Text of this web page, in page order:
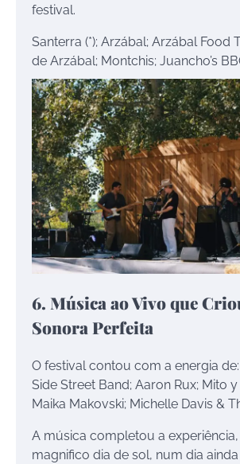
festival.
Santerra (*); Arzábal; Arzábal Food
de Arzábal; Montchis; Juancho’s
6. Música ao Vivo que
Sonora Perfeita
O festival contou com a energia
Side Street Band; Aaron Rux; Mito
Maika Makovski; Michelle Davis &
A música completou a
magnifico dia de sol, num dia